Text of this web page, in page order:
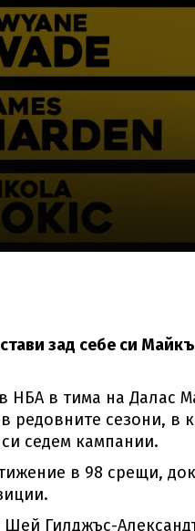
зад себе си
НБА в тима на Далас
редовните сезони, в
седем кампании.
в 98 срещи,
Гилджъс-